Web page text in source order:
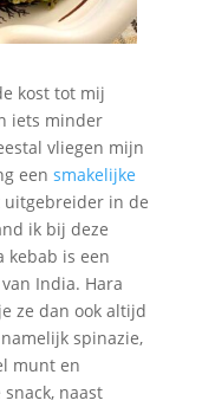
kost tot mij
iets minder
vliegen mijn
een smakelijke
in de
ik bij deze
kebab is een
India. Hara
ze dan ook altijd
spinazie,
munt en
naast